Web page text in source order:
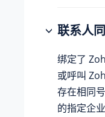
联系人
绑定了
或呼叫
存在相同
的指定企